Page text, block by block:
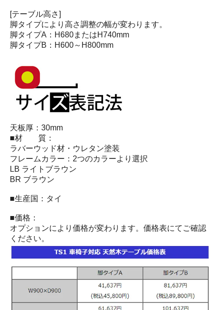
[テーブル高さ]
脚タイプにより高さ調整の幅が変わります。
脚タイプA：H680またはH740mm
脚タイプB：H600～H800mm
天板厚：30mm
■材 質：
ラバーウッド材・ウレタン塗装
フレームカラー：2つのカラーより選択
LB ライトブラウン
BR ブラウン
■生産国：タイ
■価格：
オプションにより価格が変わります。価格表にてご確認
ください。